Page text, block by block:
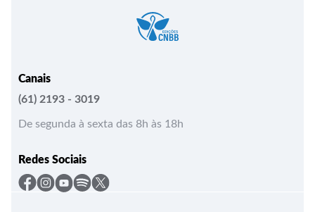
Canais
(61) 2193 - 3019
De segunda à sexta das 8h às 18h
Redes Sociais